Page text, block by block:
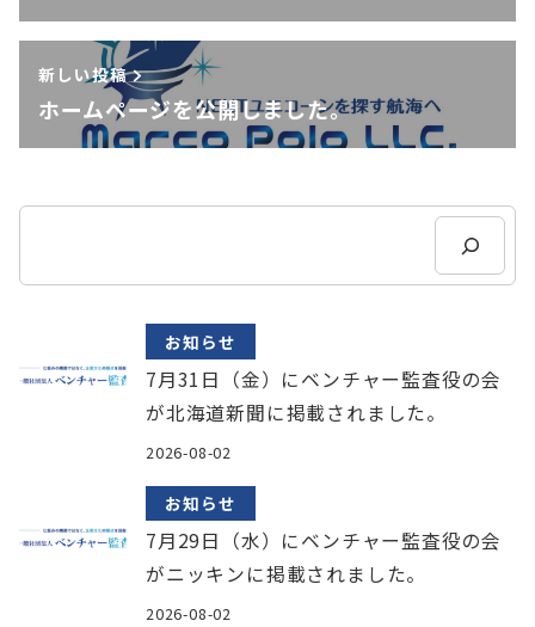
新しい投稿
ホームページを公開しました。
お知らせ
7月31日（金）にベンチャー監査役の会
が北海道新聞に掲載されました。
2026-08-02
お知らせ
7月29日（水）にベンチャー監査役の会
がニッキンに掲載されました。
2026-08-02